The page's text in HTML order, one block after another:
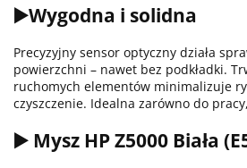
▶️Wygodna i solidna
Precyzyjny sensor optyczny działa
powierzchni – nawet bez podkładki.
ruchomych elementów minimalizuje
czyszczenie. Idealna zarówno do
▶️ Mysz HP Z5000 Biała